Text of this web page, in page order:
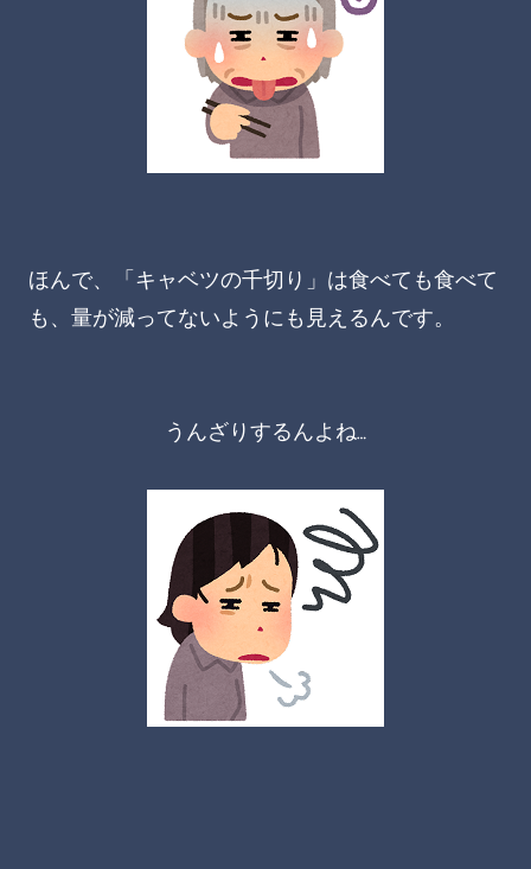
ほんで、「キャベツの千切り」は食べても食べて
も、量が減ってないようにも見えるんです。
うんざりするんよね…